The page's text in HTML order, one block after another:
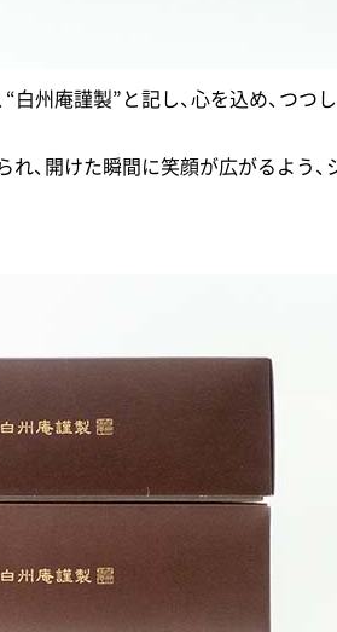
州庵謹製”と記し、心を込め、つつ
、開けた瞬間に笑顔が広がるよう